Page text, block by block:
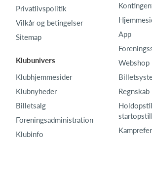
Privatlivspolitik
Vilkår og betingelser
Sitemap
Klubunivers
Klubhjemmesider
Klubnyheder
Billetsalg
Foreningsadministration
Klubinfo
App
Webshop
Regnskab